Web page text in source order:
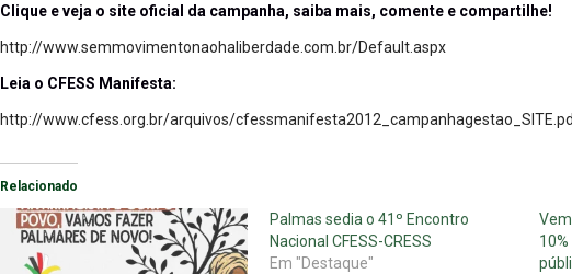
Clique e veja o site oficial da campanha, saiba mais, comente e compartilhe!
http://www.semmovimentonaohaliberdade.com.br/Default.aspx
Leia o CFESS Manifesta:
http://www.cfess.org.br/arquivos/
Relacionado
Palmas sedia o 41º Encontro
Nacional CFESS-CRESS
Em "Destaque"